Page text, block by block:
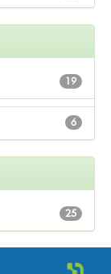
19
6
25